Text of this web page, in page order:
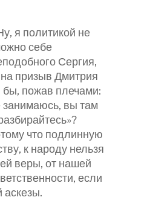
я политикой не
себе
Сергия,
призыв Дмитрия
бы, пожав плечами:
занимаюсь, вы там
что подлинную
к народу нельзя
веры, от нашей
если
аскезы.